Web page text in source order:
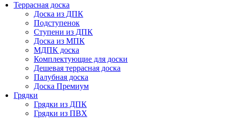
Террасная доска
Доска из ДПК
Подступенок
Ступени из ДПК
Доска из МПК
МДПК доска
Комплектующие для доски
Дешевая террасная доска
Палубная доска
Доска Премиум
Грядки
Грядки из ДПК
Грядки из ПВХ